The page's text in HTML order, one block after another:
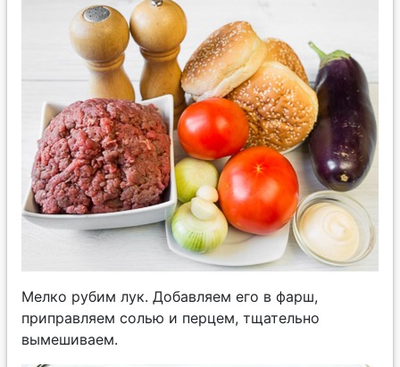
Мелко рубим лук. Добавляем его в фарш,
приправляем солью и перцем, тщательно
вымешиваем.